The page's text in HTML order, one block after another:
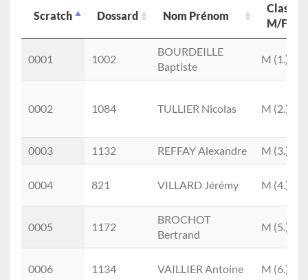
Scratch Dossard Nom Prénom
Class
M/F
Nom Prénom
M/F
0001 1002
BOURDEILLE
Baptiste
M (1.)
0002 1084 TULLIER Nicolas M (2.)
0003 1132 REFFAY Alexandre M (3.)
0004 821 VILLARD Jérémy M (4.)
0005 1172
BROCHOT
Bertrand
M (5.)
0006 1134 VAILLIER Antoine M (6.)